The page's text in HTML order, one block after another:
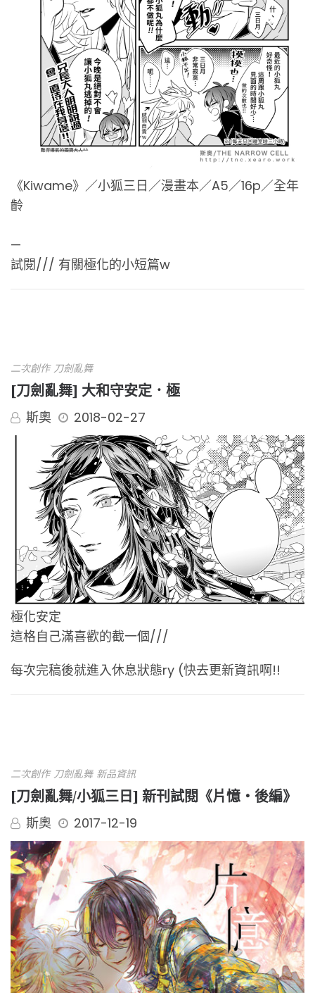
《Kiwame》／小狐三日／漫畫本／A5／16p／全年
齡
—
試閱/// 有關極化的小短篇w
二次創作 刀劍亂舞
[刀劍亂舞] 大和守安定．極
斯奧 2018-02-27
極化安定
這格自己滿喜歡的截一個///
每次完稿後就進入休息狀態ry (快去更新資訊啊!!
二次創作 刀劍亂舞 新品資訊
[刀劍亂舞/小狐三日] 新刊試閱《片憶・後編》
斯奧 2017-12-19